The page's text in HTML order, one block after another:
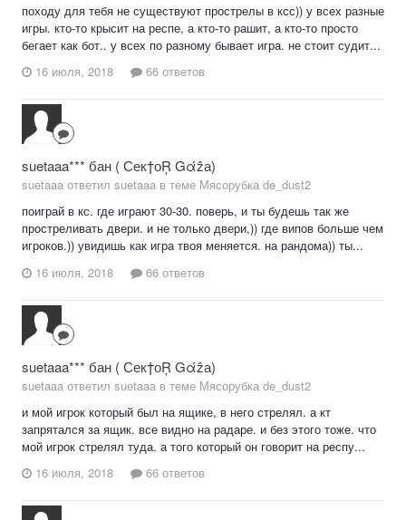
походу для тебя не существуют прострелы в ксс)) у всех разные
игры. кто-то крысит на респе, а кто-то рашит, а кто-то просто
бегает как бот.. у всех по разному бывает игра. не стоит судит...
16 июля, 2018
66 ответов
suetaaa*** бан ( Сек†оŖ Gάẑа)
suetaaa ответил suetaaa в теме Мясорубка de_dust2
поиграй в кс. где играют 30-30. поверь, и ты будешь так же
простреливать двери. и не только двери,)) где випов больше чем
игроков.)) увидишь как игра твоя меняется. на рандома)) ты...
16 июля, 2018
66 ответов
suetaaa*** бан ( Сек†оŖ Gάẑа)
suetaaa ответил suetaaa в теме Мясорубка de_dust2
и мой игрок который был на ящике, в него стрелял. а кт
запрятался за ящик. все видно на радаре. и без этого тоже. что
мой игрок стрелял туда. а того который он говорит на респу...
16 июля, 2018
66 ответов